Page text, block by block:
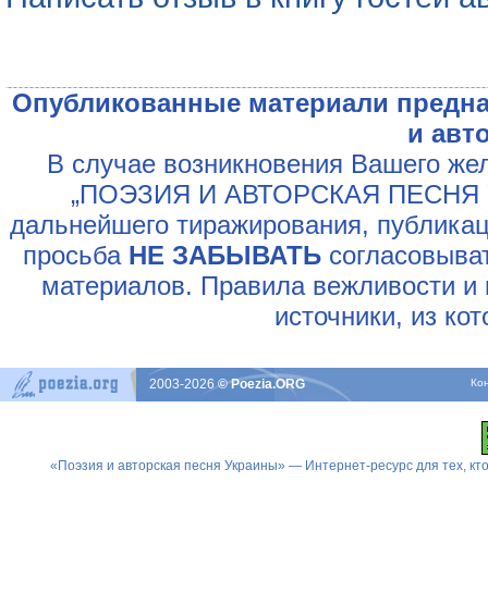
Опубликованные материали
и
В случае возникновения Вашего
„ПОЭЗИЯ И АВТОРСКАЯ ПЕСНЯ
дальнейшего тиражирования,
просьба НЕ ЗАБЫВАТЬ
материалов. Правила вежливости и
источники, из
2003-2026© Poezia.ORG
«Поэзия и авторская песня Украины» — Интернет-ресурс для тех,